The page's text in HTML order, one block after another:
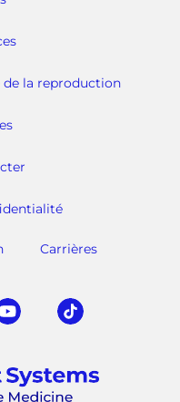
de la reproduction
Carrières